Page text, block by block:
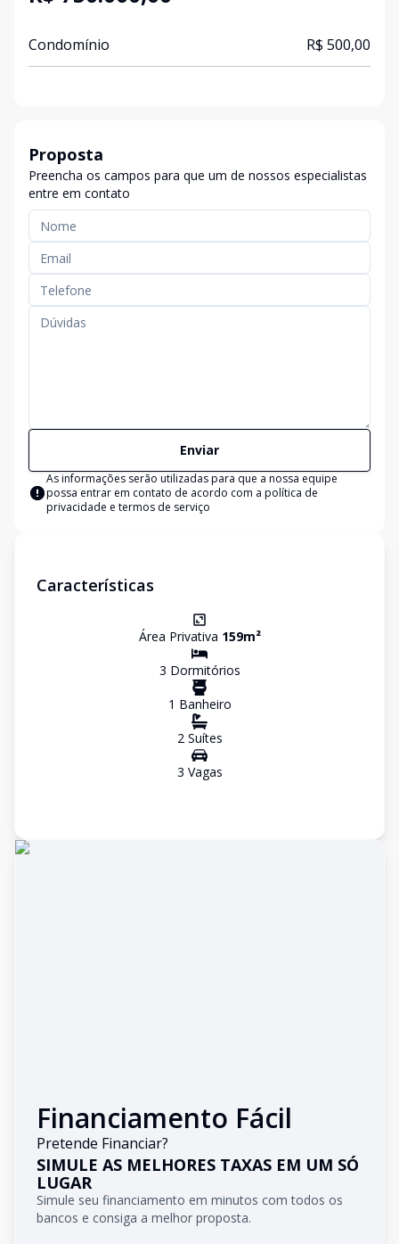
Condomínio R$ 500,00
Proposta
Preencha os campos para que um de nossos especialistas
entre em contato
Enviar
As informações serão utilizadas para que a nossa equipe
possa entrar em contato de acordo com a política de
privacidade e termos de serviço
Características
Área Privativa 159m²
3 Dormitórios
1 Banheiro
2Suítes
3 Vagas
Financiamento Fácil
Pretende Financiar?
SIMULE AS MELHORES TAXAS EM UM SÓ
LUGAR
Simule seu financiamento em minutos com todos os
bancos e consiga a melhor proposta.